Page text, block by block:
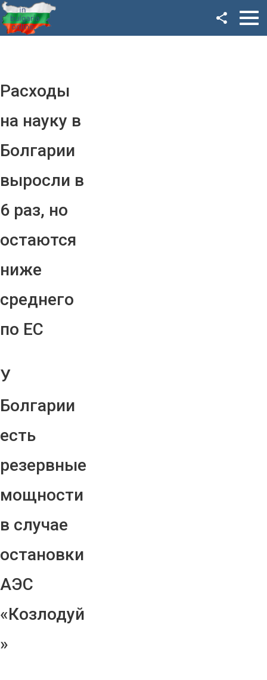
Расходы
на науку в
Болгарии
выросли в
6 раз, но
остаются
ниже
среднего
по ЕС
У
Болгарии
есть
резервные
мощности
в случае
остановки
АЭС
«Козлодуй
»